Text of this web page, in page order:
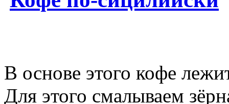
В основе этого кофе
Для этого смалываем